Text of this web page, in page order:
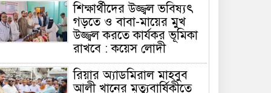
শিক্ষার্থীদের উজ্জ্বল ভবিষ্যৎ
গড়তে ও বাবা-মায়ের মুখ
উজ্জ্বল করতে কার্যকর ভূমিকা
রাখবে : কয়েস লোদী
রিয়ার অ্যাডমিরাল মাহবুব
আলী খানের মৃত্যুবার্ষিকীতে